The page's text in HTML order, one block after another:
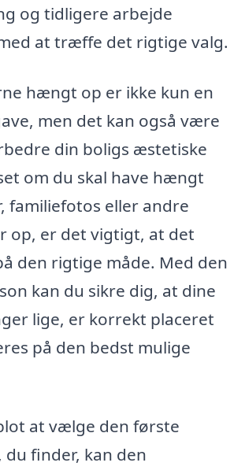
og tidligere arbejde
at træffe det rigtige valg.
hængt op er ikke kun en
men det kan også være
din boligs æstetiske
om du skal have hængt
familiefotos eller andre
op, er det vigtigt, at det
den rigtige måde. Med den
kan du sikre dig, at dine
lige, er korrekt placeret
på den bedst mulige
at vælge den første
finder, kan den